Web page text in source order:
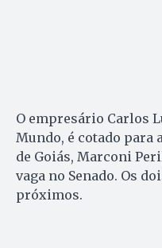
O empresário Carlos
Mundo, é cotado para
de Goiás, Marconi
vaga no Senado. Os
próximos.